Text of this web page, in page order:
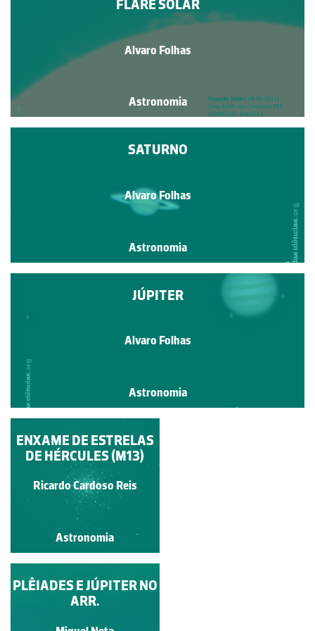
FLARE SOLAR
Alvaro Folhas
Astronomia
SATURNO
Alvaro Folhas
Astronomia
JÚPITER
Alvaro Folhas
Astronomia
SOL
Ricardo Cardoso Reis
Astronomia
ENXAME DE ESTRELAS
DE HÉRCULES (M13)
Ricardo Cardoso Reis
Astronomia
JÚPITER SOBRE
QUARTEIRA
PLÊIADES E JÚPITER NO
ARR.